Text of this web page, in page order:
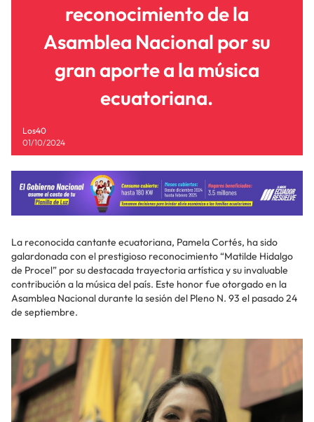
reconocimiento de la
Asamblea Nacional por su
gran aporte a la música
ecuatoriana.
Los40
01/10/2024
La reconocida cantante ecuatoriana, Pamela Cortés, ha sido
galardonada con el prestigioso reconocimiento “Matilde Hidalgo
de Procel” por su destacada trayectoria artística y su invaluable
contribución a la música del país. Este honor fue otorgado en la
Asamblea Nacional durante la sesión del Pleno N. 93 el pasado 24
de septiembre.